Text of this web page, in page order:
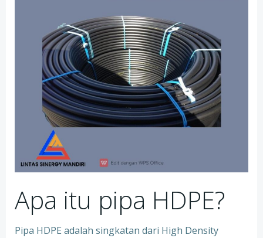
Apa itu pipa HDPE?
Pipa HDPE adalah singkatan dari High Density